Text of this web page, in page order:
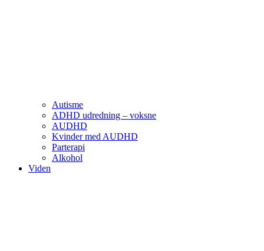
Autisme
ADHD udredning – voksne
AUDHD
Kvinder med AUDHD
Parterapi
Alkohol
Viden